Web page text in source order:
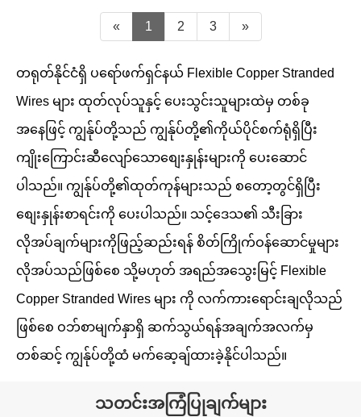
« 1 2 3 »
တရုတ်နိုင်ငံရှိ ပရော်ဖက်ရှင်နယ် Flexible Copper Stranded
Wires များ ထုတ်လုပ်သူနှင့် ပေးသွင်းသူများထဲမှ တစ်ခု
အနေဖြင့် ကျွန်ုပ်တို့သည် ကျွန်ုပ်တို့၏ကိုယ်ပိုင်စက်ရုံရှိပြီး
ကျိုးကြောင်းဆီလျော်သောစျေးနှုန်းများကို ပေးဆောင်
ပါသည်။ ကျွန်ုပ်တို့၏ထုတ်ကုန်များသည် စတော့တွင်ရှိပြီး
စျေးနှုန်းစာရင်းကို ပေးပါသည်။ သင့်ဒေသ၏ သီးခြား
လိုအပ်ချက်များကိုဖြည့်ဆည်းရန် စိတ်ကြိုက်ဝန်ဆောင်မှုများ
လိုအပ်သည်ဖြစ်စေ သို့မဟုတ် အရည်အသွေးမြင့် Flexible
Copper Stranded Wires များ ကို လက်ကားရောင်းချလိုသည်
ဖြစ်စေ ဝဘ်စာမျက်နှာရှိ ဆက်သွယ်ရန်အချက်အလက်မှ
တစ်ဆင့် ကျွန်ုပ်တို့ထံ မက်ဆေ့ချ်ထားခဲ့နိုင်ပါသည်။
သတင်းအကြံပြုချက်များ